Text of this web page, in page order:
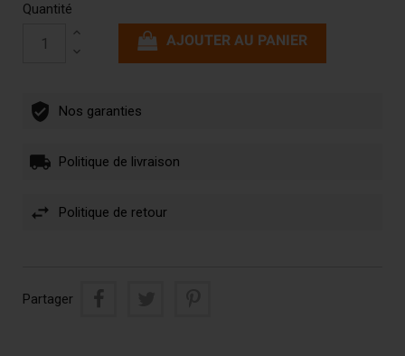
Quantité
AJOUTER AU PANIER
Nos garanties
Politique de livraison
Politique de retour
Partager